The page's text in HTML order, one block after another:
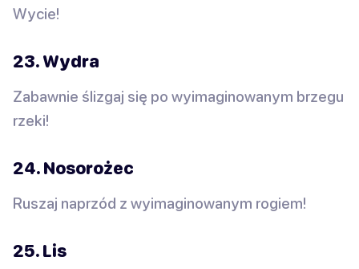
Wycie!
23. Wydra
Zabawnie ślizgaj się po wyimaginowanym brzegu
rzeki!
24. Nosorożec
Ruszaj naprzód z wyimaginowanym rogiem!
25. Lis